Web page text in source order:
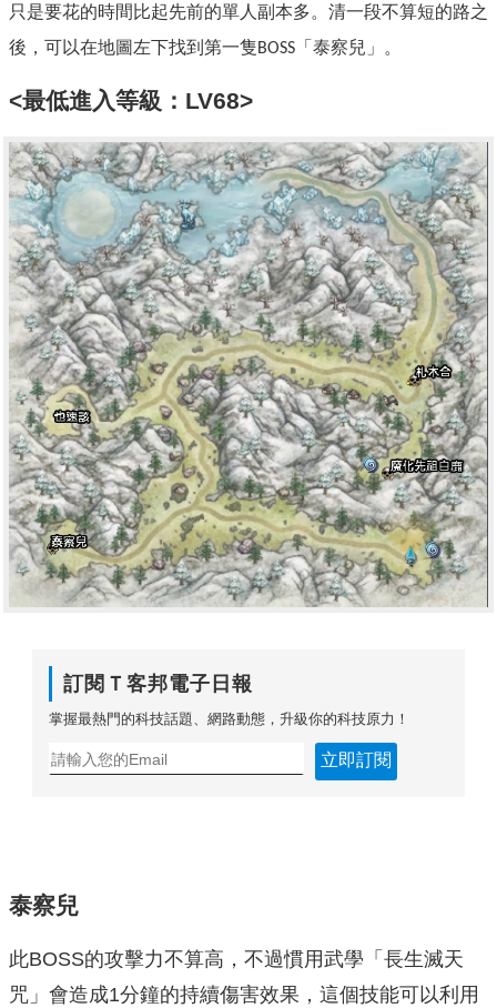
只是要花的時間比起先前的單人副本多。清一段不算短的路之
後，可以在地圖左下找到第一隻BOSS 「 泰察兒」。
<最低進入等級：LV68>
訂閱Ｔ客邦電子日報
掌握最熱門的科技話題、網路動態，升級你的科技原力！
立即訂閱
泰察兒
此BOSS的攻擊力不算高，不過慣用武學「長生滅天
咒」會造成1分鐘的持續傷害效果，這個技能可以利用